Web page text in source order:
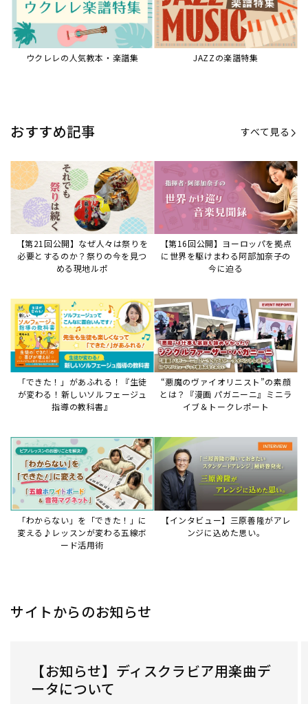
【第21回公開】なぜ人々は祭りを
必要とするのか？祭りの今を見つ
める現地ルポ
【第16回公開】ヨーロッパを拠点
に世界を駆けまわる阿部加奈子の
今に迫る
「できた！」があふれる！『生徒
指導の教科書』
イブ＆トークレポート
ード活用術
サイトからのお知らせ
ータについて
2026年7月27日
本件は、ディスクラビアをヤマハミュージックデー
タショップと接続してご利用いただいているお客
様への重要なお知らせです。